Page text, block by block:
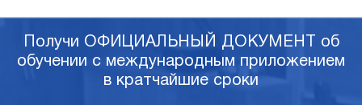
Получи ОФИЦИАЛЬНЫЙ ДОКУМЕНТ об
обучении с международным приложением
в кратчайшие сроки